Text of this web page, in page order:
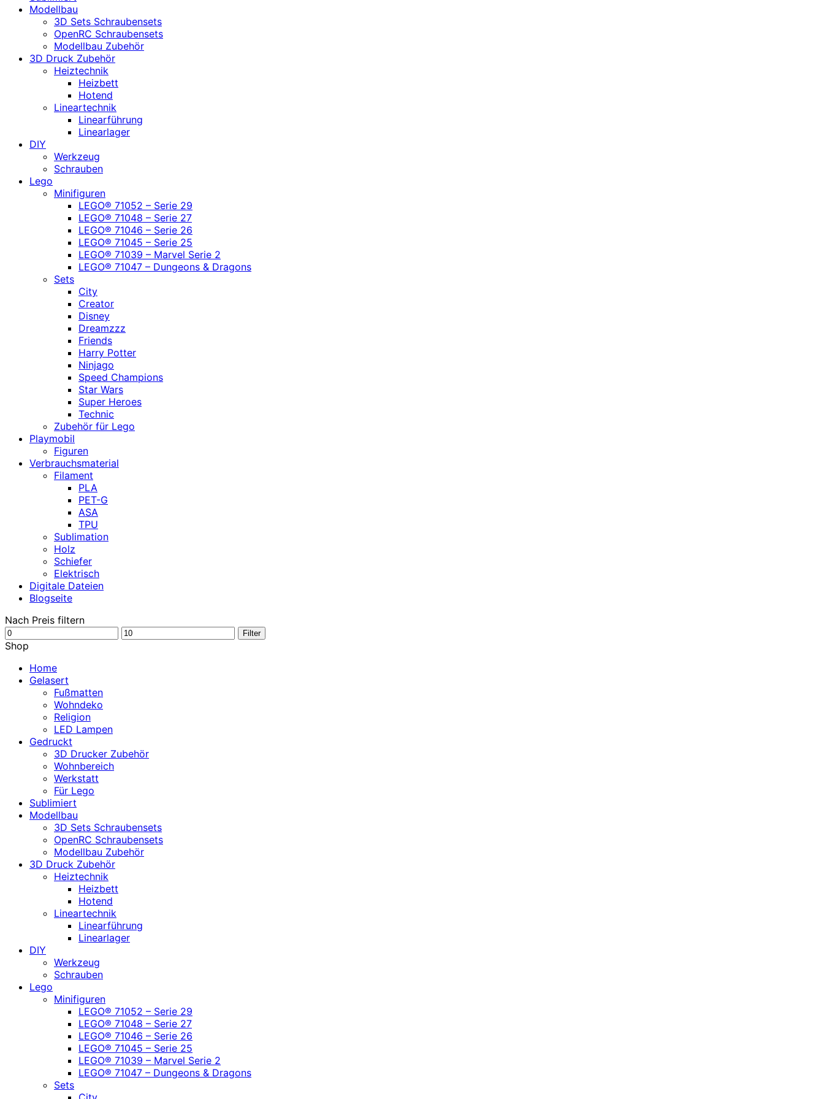
Modellbau
3D Sets Schraubensets
OpenRC Schraubensets
Modellbau Zubehör
3D Druck Zubehör
Heiztechnik
Heizbett
Hotend
Lineartechnik
Linearführung
Linearlager
DIY
Werkzeug
Schrauben
Lego
Minifiguren
LEGO® 71052 – Serie 29
LEGO® 71048 – Serie 27
LEGO® 71046 – Serie 26
LEGO® 71045 – Serie 25
LEGO® 71039 – Marvel Serie 2
LEGO® 71047 – Dungeons & Dragons
Sets
City
Creator
Disney
Dreamzzz
Friends
Harry Potter
Ninjago
Speed Champions
Star Wars
Super Heroes
Technic
Zubehör für Lego
Playmobil
Figuren
Verbrauchsmaterial
Filament
PLA
PET-G
ASA
TPU
Sublimation
Holz
Schiefer
Elektrisch
Digitale Dateien
Blogseite
Nach Preis filtern
Min.
Preis
Max.
Filter
Shop
Home
Gelasert
Fußmatten
Wohndeko
Religion
LED Lampen
Gedruckt
3D Drucker Zubehör
Wohnbereich
Werkstatt
Für Lego
Sublimiert
Modellbau
3D Sets Schraubensets
OpenRC Schraubensets
Modellbau Zubehör
3D Druck Zubehör
Heiztechnik
Heizbett
Hotend
Lineartechnik
Linearführung
Linearlager
DIY
Werkzeug
Schrauben
Lego
Minifiguren
LEGO® 71052 – Serie 29
LEGO® 71048 – Serie 27
LEGO® 71046 – Serie 26
LEGO® 71045 – Serie 25
LEGO® 71039 – Marvel Serie 2
LEGO® 71047 – Dungeons & Dragons
Sets